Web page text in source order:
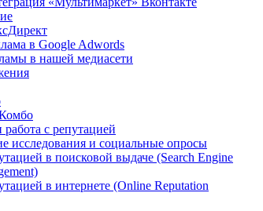
в Google Adwords
в нашей медиасети
с репутацией
исследования и социальные опросы
в поисковой выдаче (Search Engine
в интернете (Online Reputation